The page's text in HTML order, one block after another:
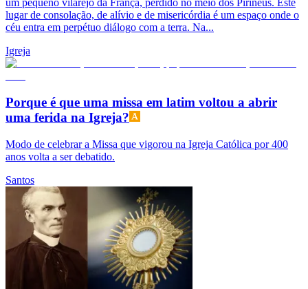
um pequeno vilarejo da França, perdido no meio dos Pirineus. Este
lugar de consolação, de alívio e de misericórdia é um espaço onde o
céu entra em perpétuo diálogo com a terra. Na...
Igreja
Porque é que uma missa em latim voltou a abrir
uma ferida na Igreja?
Modo de celebrar a Missa que vigorou na Igreja Católica por 400
anos volta a ser debatido.
Santos